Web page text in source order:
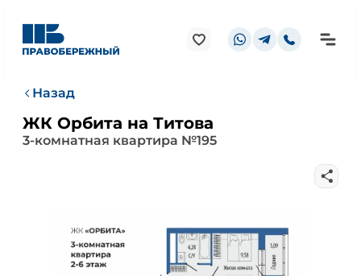
Назад
ЖК Орбита на Титова
3-комнатная квартира №195